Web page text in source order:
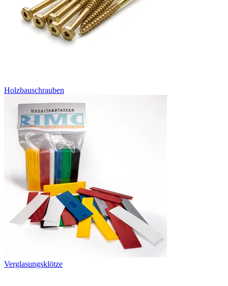
Holzbauschrauben
Verglasungsklötze